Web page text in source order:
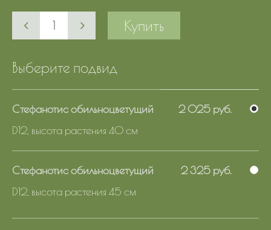
Купить
Выберите подвид
Стефанотис обильноцветущий
D12, высота растения 40 см
2 025 руб.
Стефанотис обильноцветущий
D12, высота растения 45 см
2 325 руб.